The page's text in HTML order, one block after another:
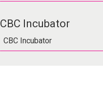
CBC Incubator
CBC Incubator